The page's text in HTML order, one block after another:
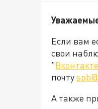
Если вам
свои
"Вконтакте
почту
А также